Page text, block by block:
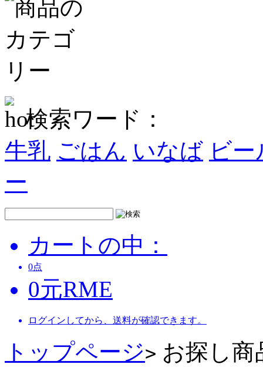
検索ワード：
牛乳 ごはん いなば ビー
ー
カートの中：
0点
0元RME
ログインしてから、送料が確認できます。
トップページ> お探し商